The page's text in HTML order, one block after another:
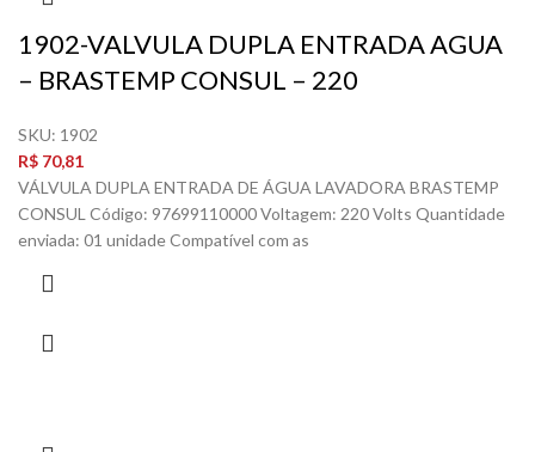
1902-VALVULA DUPLA ENTRADA AGUA
– BRASTEMP CONSUL – 220
SKU: 1902
R$ 70,81
VÁLVULA DUPLA ENTRADA DE ÁGUA LAVADORA BRASTEMP
CONSUL Código: 97699110000 Voltagem: 220 Volts Quantidade
enviada: 01 unidade Compatível com as